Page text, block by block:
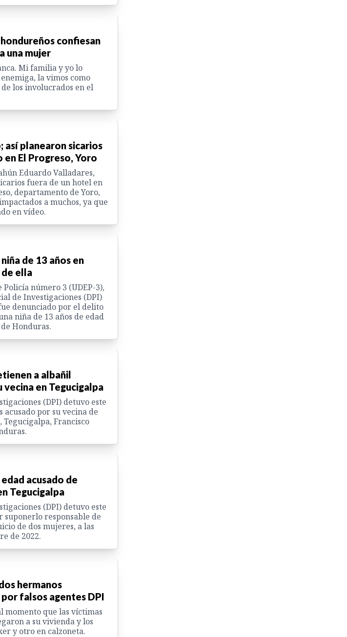
confiesan
una mujer
Mi familia y yo lo
la vimos como
los involucrados en el
planearon sicarios
El Progreso, Yoro
Eduardo Valladares,
fuera de un hotel en
departamento de Yoro,
a muchos, ya que
en vídeo.
de 13 años en
de ella
número 3 (UDEP-3),
de Investigaciones (DPI)
denunciado por el delito
niña de 13 años de edad
Honduras.
a albañil
vecina en Tegucigalpa
(DPI) detuvo este
acusado por su vecina de
Francisco
acusado de
Tegucigalpa
(DPI) detuvo este
responsable de
de dos mujeres, a las
de 2022.
hermanos
falsos agentes DPI
momento que las víctimas
a su vivienda y los
y otro en calzoneta.